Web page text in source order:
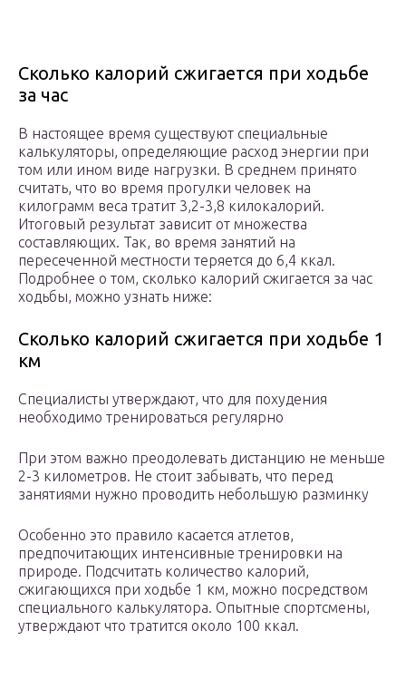
Сколько калорий сжигается при ходьбе
за час
В настоящее время существуют специальные
калькуляторы, определяющие расход энергии при
том или ином виде нагрузки. В среднем принято
считать, что во время прогулки человек на
килограмм веса тратит 3,2-3,8 килокалорий.
Итоговый результат зависит от множества
составляющих. Так, во время занятий на
пересеченной местности теряется до 6,4 ккал.
Подробнее о том, сколько калорий сжигается за час
ходьбы, можно узнать ниже:
Сколько калорий сжигается при ходьбе 1
км
Специалисты утверждают, что для похудения
необходимо тренироваться регулярно
При этом важно преодолевать дистанцию не меньше
2-3 километров. Не стоит забывать, что перед
занятиями нужно проводить небольшую разминку
Особенно это правило касается атлетов,
предпочитающих интенсивные тренировки на
природе. Подсчитать количество калорий,
сжигающихся при ходьбе 1 км, можно посредством
специального калькулятора. Опытные спортсмены,
утверждают что тратится около 100 ккал.